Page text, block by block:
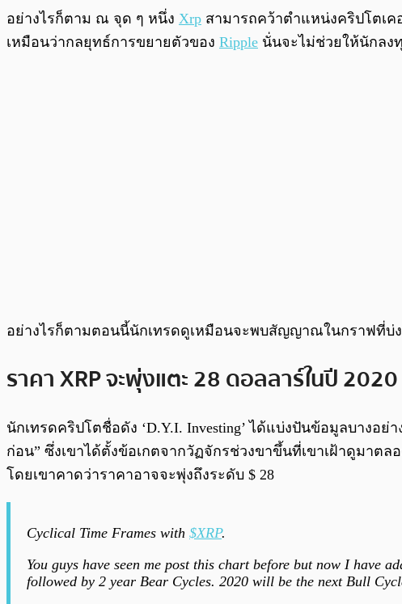
อย่างไรก็ตาม ณ จุด ๆ หนึ่ง Xrp สามารถคว้าตำแหน่งคริปโตเ
เหมือนว่ากลยุทธ์การขยายตัวของ Ripple นั่นจะไม่ช่วยให้นักลง
อย่างไรก็ตามตอนนี้นักเทรดดูเหมือนจะพบสัญญาณในกราฟที่บ่ง
ราคา XRP จะพุ่งแตะ 28 ดอลลาร์ในปี 2020
นักเทรดคริปโตชื่อดัง ‘D.Y.I. Investing’ ได้แบ่งปันข้อมูลบางอ
ก่อน” ซึ่งเขาได้ตั้งข้อเกตจากวัฏจักรช่วงขาขึ้นที่เขาเฝ้าดูมาต
โดยเขาคาดว่าราคาอาจจะพุ่งถึงระดับ $ 28
Cyclical Time Frames with $XRP.
You guys have seen me post this chart before but now I have
followed by 2 year Bear Cycles. 2020 will be the next Bull